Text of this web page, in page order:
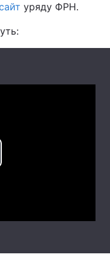
уряду ФРН.